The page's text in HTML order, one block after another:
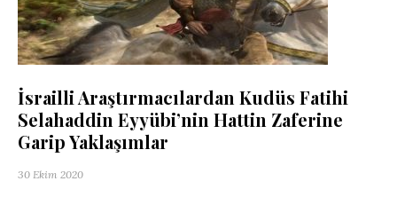
İsrailli Araştırmacılardan Kudüs Fatihi
Selahaddin Eyyübi’nin Hattin Zaferine
Garip Yaklaşımlar
30 Ekim 2020